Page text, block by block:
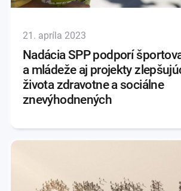
21. apríla 2023
Nadácia SPP podporí
a mládeže aj projekty
života zdravotne a sociálne
znevýhodnených